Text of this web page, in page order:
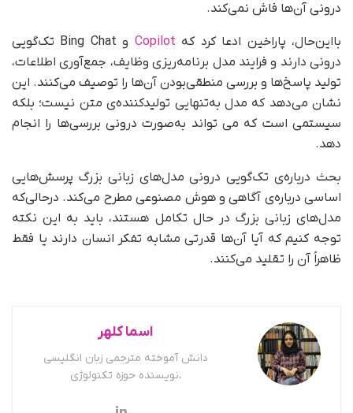
درونی آن‌ها فاش نمی‌کند.
با‌این‌حال، پاراخین ادعا کرد که Copilot
و Bing Chat تک‌گویی
درونی دارند و فرایند مدل برنامه‌ریزی وظایف، جمع‌آوری اطلاعات،
تولید پاسخ‌ها و بررسی منطقی‌بودن آن‌ها را توصیف می‌کنند. این
نشان می‌دهد که مدل به‌تنهایی تولیدکننده‌ی متن نیست؛ بلکه
سیستمی است که می تواند به‌صورت درونی بررسی‌ها را انجام
دهد.
بحث درباره‌ی تک‌گویی درونی مدل‌های زبانی بزرگ پرسش‌هایی
اساسی درباره‌ی آگاهی و هوش مصنوعی مطرح می‌کند. در‌حالی‌که
مدل‌های زبانی بزرگ در حال تکامل هستند، باید به این نکته
توجه کنیم که آیا آن‌ها قدرتی مشابه تفکر انسان دارند یا فقط
ظاهراً آن را تقلید می‌کنند.
اسما کلهر
دانش آموخته مترجمی زبان انگلیسی
،نویسنده حوزه تکنولوژی